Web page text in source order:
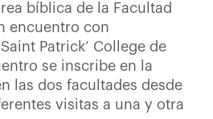
bíblica de la Facultad
encuentro con
Patrick’ College de
se inscribe en la
las dos facultades desde
visitas a una y otra